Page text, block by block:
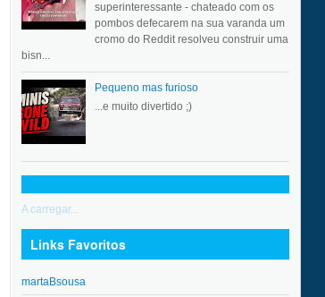
superinteressante - chateado com os
pombos defecarem na sua varanda um
cromo do Reddit resolveu construir uma
bisn...
Pequeno mas furioso
...e muito divertido ;)
A carregar...
Links Favoritos
martaBsousa